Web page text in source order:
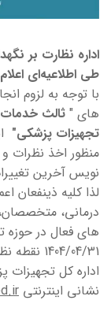
اداره نظارت بر
طی اطلاعیه‌ای
با توجه به لزوم
های " ثالث
تجهیزات پزشکی"
منظور اخذ نظرات
نویس آخرین
لذا کلیه ذینفعان
درمانی،
های فعال در حوزه
1404/04/
اداره کل تجهیزات
نشانی اینترنتی